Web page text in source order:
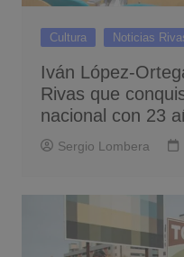
Cultura Noticias
Iván López-
Rivas que
nacional con 23
Sergio Lombera